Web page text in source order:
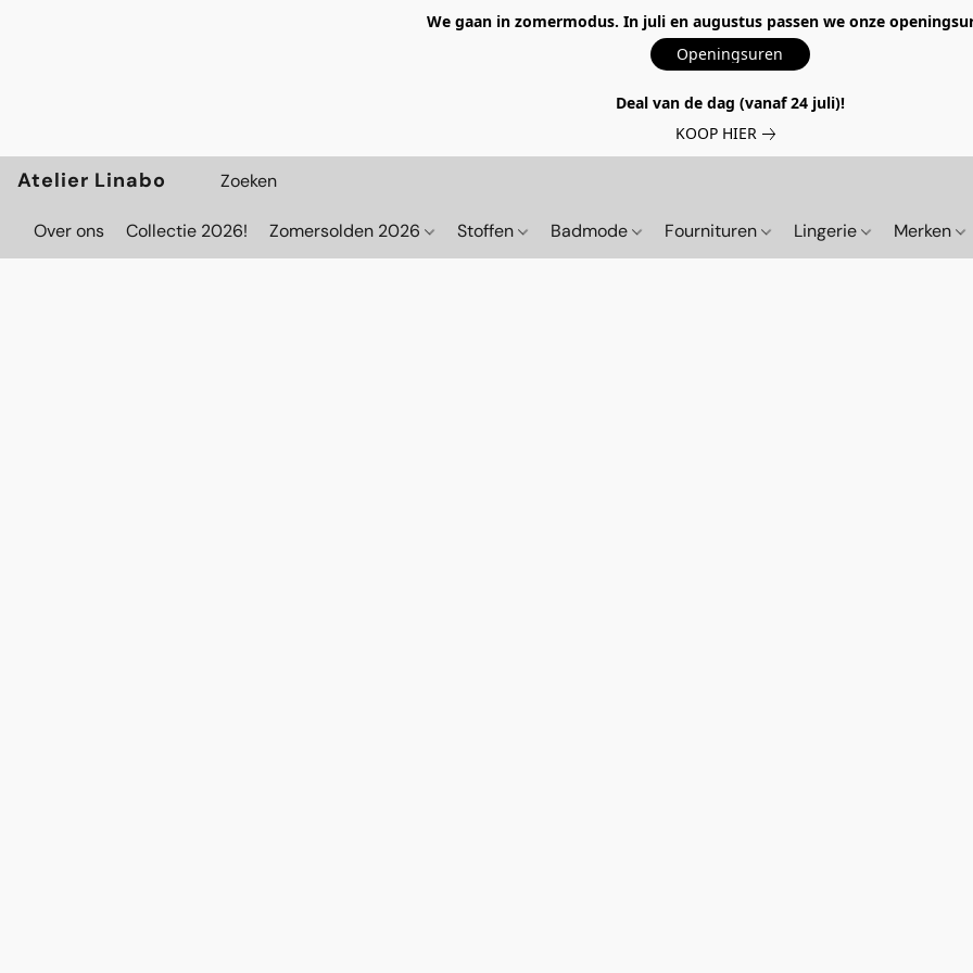
We gaan in zomermodus. In juli en augustus passen we onze
Openingsuren
Deal van de dag (vanaf 24 juli)!
KOOP HIER
Atelier Linabo
Over ons Collectie 2026! Zomersolden 2026 Stoffen Badmode Fournituren Lingerie Merken